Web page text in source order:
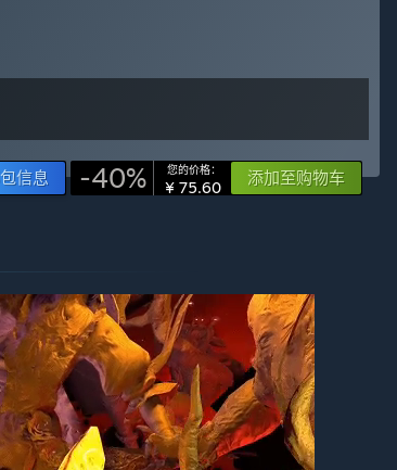
信息 -40% 您的价格：
¥ 75.60 添加至购物车